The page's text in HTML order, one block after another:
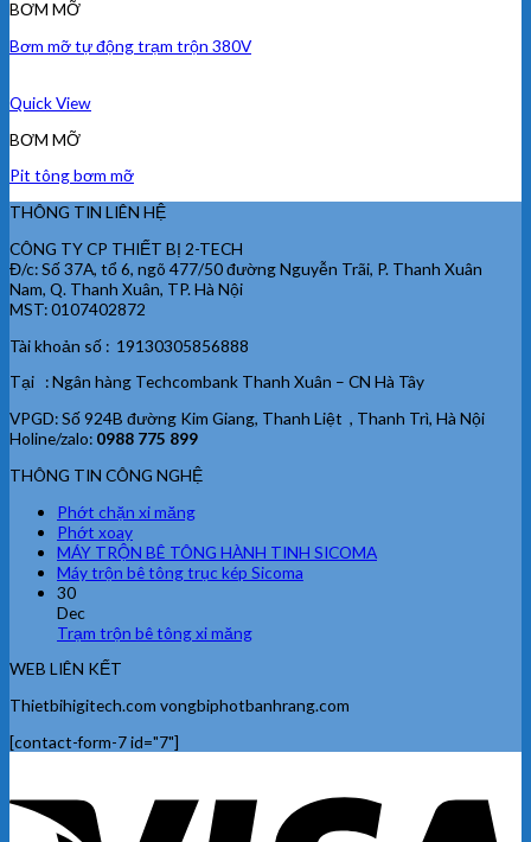
BƠM MỠ
Bơm mỡ tự động trạm trộn 380V
Quick View
BƠM MỠ
Pit tông bơm mỡ
THÔNG TIN LIÊN HỆ
CÔNG TY CP THIẾT BỊ 2-TECH
Đ/c: Số 37A, tổ 6, ngõ 477/50 đường Nguyễn Trãi, P. Thanh Xuân
Nam, Q. Thanh Xuân, TP. Hà Nội
MST: 0107402872
Tài khoản số : 19130305856888
Tại : Ngân hàng Techcombank Thanh Xuân – CN Hà Tây
VPGD: Số 924B đường Kim Giang, Thanh Liệt , Thanh Trì, Hà Nội
Holine/zalo: 0988 775 899
THÔNG TIN CÔNG NGHỆ
Phớt chặn xi măng
Phớt xoay
MÁY TRỘN BÊ TÔNG HÀNH TINH SICOMA
Máy trộn bê tông trục kép Sicoma
30
Dec
Trạm trộn bê tông xi măng
WEB LIÊN KẾT
Thietbihigitech.com vongbiphotbanhrang.com
[contact-form-7 id="7"]